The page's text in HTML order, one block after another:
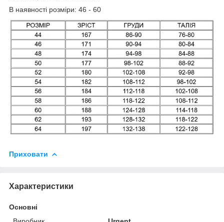
В наявності розміри: 46 - 60
Приховати
Характеристики
Основні